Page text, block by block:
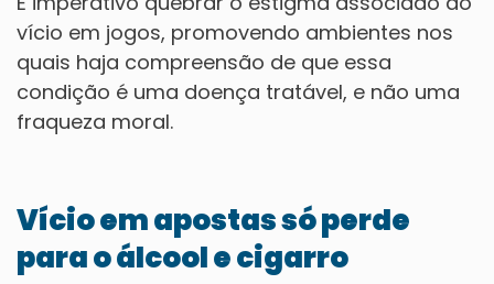
vício em jogos, promovendo ambientes nos
quais haja compreensão de que essa
condição é uma doença tratável, e não uma
fraqueza moral.
Vício em apostas só perde
para o álcool e cigarro